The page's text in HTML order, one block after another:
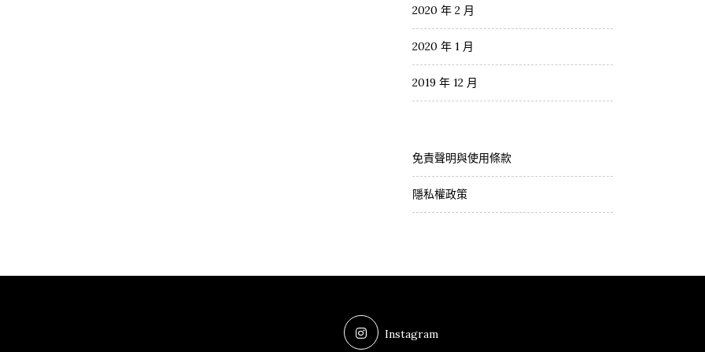
2020 年 2 月
2020 年 1 月
2019 年 12 月
免責聲明與使用條款
隱私權政策
Instagram